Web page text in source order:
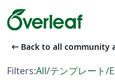
arrow_left_alt Back to all community
Filters:All/テンプレート/